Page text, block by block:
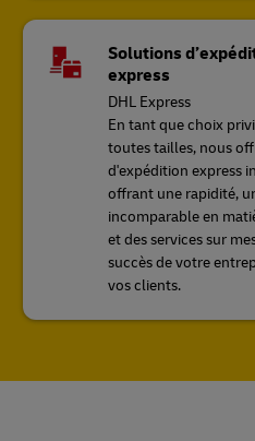
Solutions
express
DHL Express
En tant que choix
toutes tailles, nous
d'expédition express
offrant une rapidité,
incomparable en
et des services sur
succès de votre
vos clients.